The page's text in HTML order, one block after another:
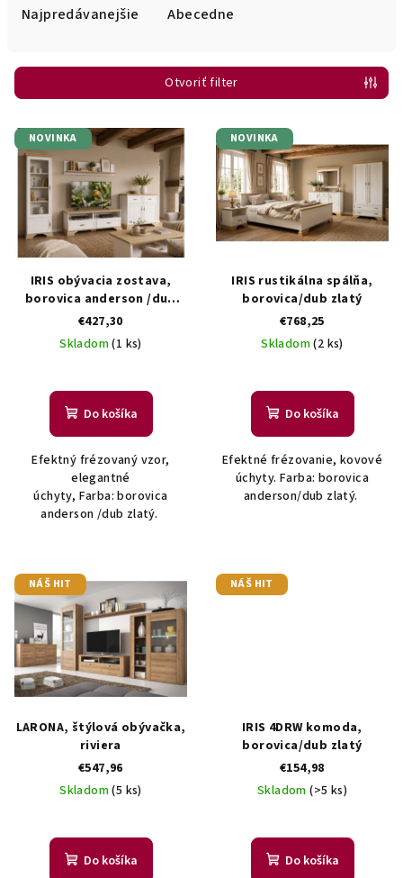
e
r
o
k
Najpredávanejšie Abecedne
Otvoriť filter
V
ý
p
NOVINKA
IRIS obývacia zostava,
borovica anderson /dub
zlatý.
€427,30
Skladom(1 ks)
Do košíka
Efektný frézovaný vzor,
elegantné
úchyty, Farba: borovica
anderson /dub zlatý.
NOVINKA
IRIS rustikálna spálňa,
borovica/dub zlatý
€768,25
Skladom(2 ks)
Do košíka
Efektné frézovanie, kovové
úchyty. Farba: borovica
anderson/dub zlatý.
NÁŠ HIT
LARONA, štýlová obývačka,
riviera
€547,96
Skladom(5 ks)
Do košíka
NÁŠ HIT
IRIS 4DRW komoda,
borovica/dub zlatý
€154,98
Skladom(>5 ks)
Do košíka